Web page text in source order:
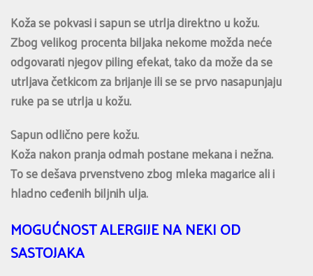
Koža se pokvasi i sapun se utrlja direktno u kožu.
Zbog velikog procenta biljaka nekome možda neće
odgovarati njegov piling efekat, tako da može da se
utrljava četkicom za brijanje ili se se prvo nasapunjaju
ruke pa se utrlja u kožu.
Sapun odlično pere kožu.
Koža nakon pranja odmah postane mekana i nežna.
To se dešava prvenstveno zbog mleka magarice ali i
hladno ceđenih biljnih ulja.
MOGUĆNOST ALERGIJE NA NEKI OD
SASTOJAKA